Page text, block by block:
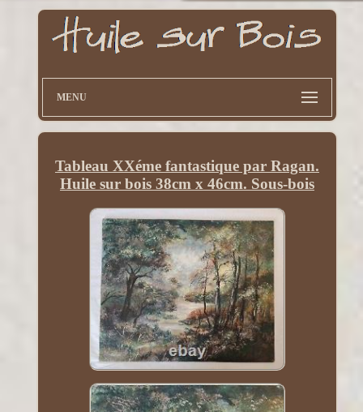
MENU
Tableau XXéme fantastique par Ragan.
Huile sur bois 38cm x 46cm. Sous-bois